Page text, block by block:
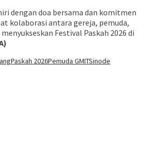
dengan doa bersama dan komitmen
kolaborasi antara gereja, pemuda,
Festival Paskah 2026 di
Paskah 2026Pemuda GMITSinode